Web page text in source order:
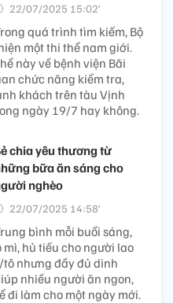
22/07/2025 15:02’
quá trình tìm kiếm, Bộ
một thi thể nam giới.
này về bệnh viện Bãi
chức năng kiểm tra,
khách trên tàu Vịnh
ngày 19/7 hay không.
chia yêu thương từ
bữa ăn sáng cho
nghèo
22/07/2025 14:58’
bình mỗi buổi sáng,
hủ tiếu cho người lao
nhưng đầy đủ dinh
nhiều người ăn ngon,
đi làm cho một ngày mới.